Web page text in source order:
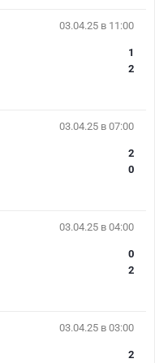
03.04.25 в 11:00
1
2
03.04.25 в 07:00
2
0
03.04.25 в 04:00
0
2
03.04.25 в 03:00
2